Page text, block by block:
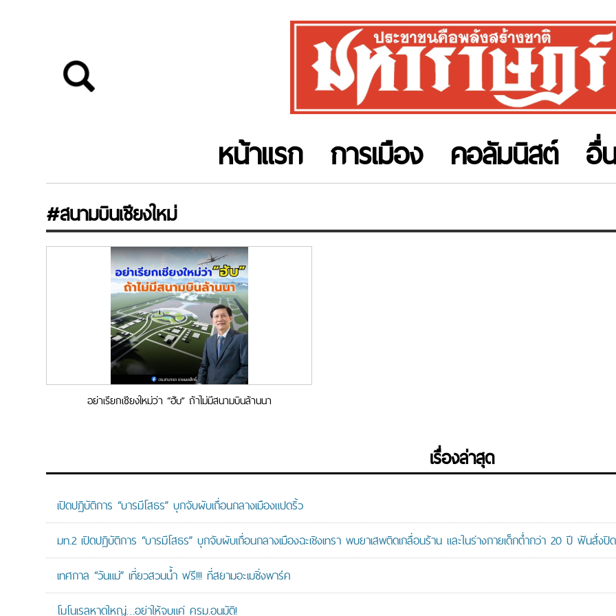
หน้าแรก การเมือง คอลัมนิสต์ อื่
#สนามบินเชียงใหม่
อย่าเรียกเชียงใหม่ว่า “ฮับ” ถ้าไม่มีสนามบินล้านนา
เรื่องล่าสุด
เปิดปฏิบัติการ “บารมีโสธร” บุกจับผับเถื่อนกลางเมืองแปดริ้ว
มท.2 เปิดปฏิบัติการ “บารมีโสธร” บุกจับผับเถื่อนกลางเมืองฉะเชิงเทรา พบยาเสพติดเกลื่อนร้าน และในร่างกายเด็กต่ำกว่า 20 ปี ฟันสั่ง
เทศกาล “วันแม่” เที่ยวสวนน้ำ ฟรี!!! ที่สยามอะเมซิ่งพาร์ค
โมโนเรลหาดใหญ่…อย่าให้จบแค่ ครม.อนุมัติ!